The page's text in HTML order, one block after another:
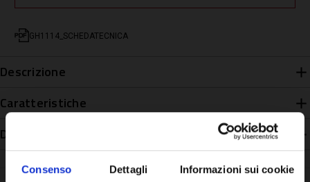
Consenso Dettagli Informazioni sui cookie
GH1114_SCHEDATECNICA
Descrizione
Caratteristiche
Disponibilità